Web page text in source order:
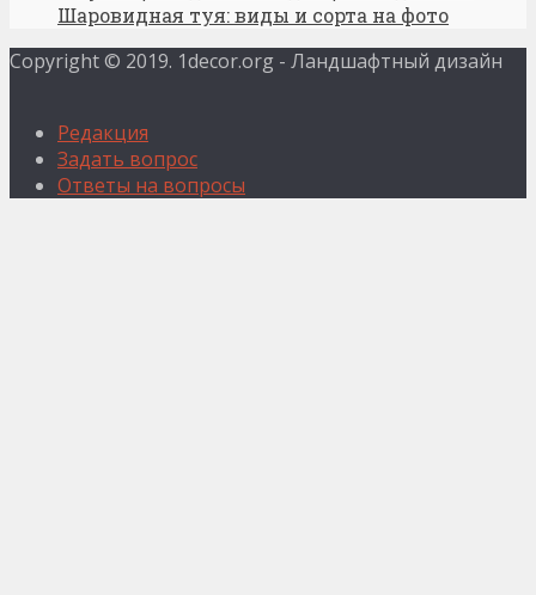
Шаровидная туя: виды и сорта на фото
Copyright © 2019. 1decor.org - Ландшафтный дизайн
Редакция
Задать вопрос
Ответы на вопросы